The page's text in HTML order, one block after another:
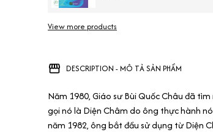
View more products
DESCRIPTION - MÔ TẢ SẢN PHẨM
Năm 1980, Giáo sư Bùi Quốc Châu đã
gọi nó là Diện Châm do ông thực hành
năm 1982, ông bắt đầu sử dụng từ Diện